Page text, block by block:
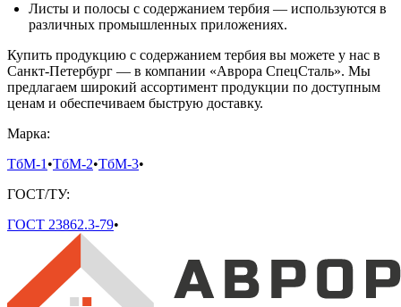
Листы и полосы с содержанием тербия — используются в
различных промышленных приложениях.
Купить продукцию с содержанием тербия вы можете у нас в
Санкт-Петербург — в компании «Аврора СпецСталь». Мы
предлагаем широкий ассортимент продукции по доступным
ценам и обеспечиваем быструю доставку.
Марка:
ТбМ-1 •ТбМ-2•ТбМ-3•
ГОСТ/ТУ:
ГОСТ 23862.3-79•